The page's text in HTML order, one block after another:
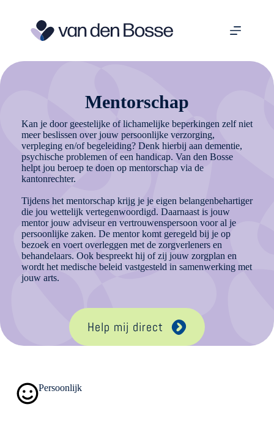
Mentorschap
Kan je door geestelijke of lichamelijke beperkingen zelf niet
meer beslissen over jouw persoonlijke verzorging,
verpleging en/of begeleiding? Denk hierbij aan dementie,
psychische problemen of een handicap. Van den Bosse
helpt jou beroep te doen op mentorschap via de
kantonrechter.
Tijdens het mentorschap krijg je je eigen belangenbehartiger
die jou wettelijk vertegenwoordigd. Daarnaast is jouw
mentor jouw adviseur en vertrouwenspersoon voor al je
persoonlijke zaken. De mentor komt geregeld bij je op
bezoek en voert overleggen met de zorgverleners en
behandelaars. Ook bespreekt hij of zij jouw zorgplan en
wordt het medische beleid vastgesteld in samenwerking met
jouw arts.
Help mij direct
Persoonlijk